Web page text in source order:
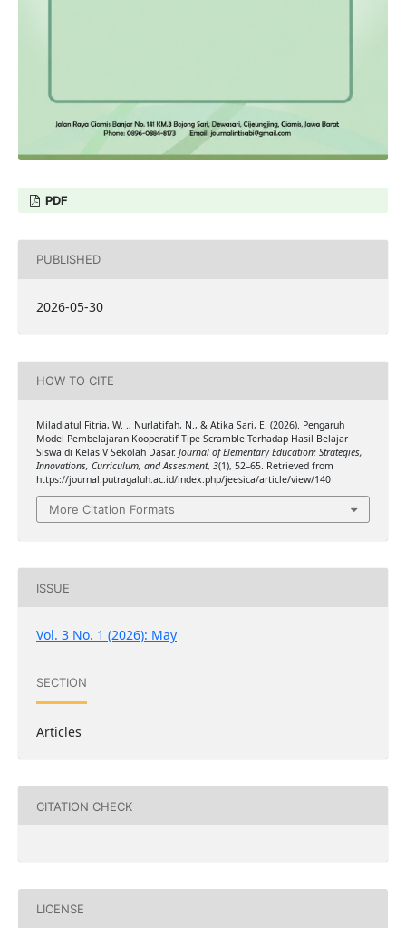
PDF
PUBLISHED
2026-05-30
HOW TO CITE
Miladiatul Fitria, W. ., Nurlatifah, N., & Atika Sari, E. (2026). Pengaruh
Model Pembelajaran Kooperatif Tipe Scramble Terhadap Hasil Belajar
Siswa di Kelas V Sekolah Dasar. Journal of Elementary Education: Strategies,
Innovations, Curriculum, and Assesment, 3(1), 52–65. Retrieved from
https://journal.putragaluh.ac.id/index.php/jeesica/article/view/140
More Citation Formats
ISSUE
Vol. 3 No. 1 (2026): May
SECTION
Articles
CITATION CHECK
LICENSE